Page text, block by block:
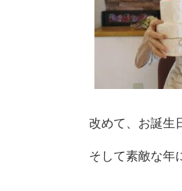
改めて、お誕生
そして素敵な年